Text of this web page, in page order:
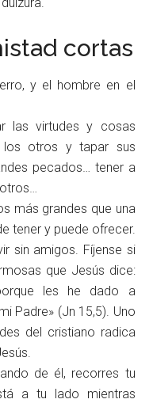
cortas
y el hombre en el
las virtudes y cosas
los otros y tapar sus
pecados… tener a
más grandes que una
tener y puede ofrecer.
sin amigos. Fíjense si
que Jesús dice:
les he dado a
Padre» (Jn 15,5). Uno
del cristiano radica
de él, recorres tu
a tu lado mientras